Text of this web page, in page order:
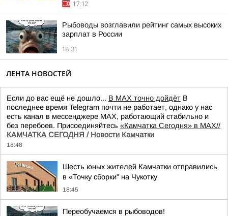
17:12
Рыбоводы возглавили рейтинг самых высоких
зарплат в России
18:31
ЛЕНТА НОВОСТЕЙ
Если до вас ещё не дошло... В MAX точно дойдёт В
последнее время Telegram почти не работает, однако у нас
есть канал в мессенджере MAX, работающий стабильно и
без перебоев. Присоединяйтесь «Камчатка Сегодня» в MAX//
КАМЧАТКА СЕГОДНЯ / Новости Камчатки
18:48
Шесть юных жителей Камчатки отправились
в «Точку сборки" на Чукотку
18:45
Переобучаемся в рыбоводов!